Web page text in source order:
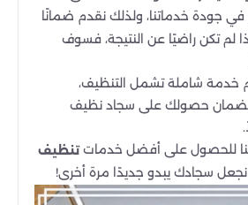
في جودة خدماتنا، ولذلك نقدم ضمانًا
لم تكن راضيًا عن النتيجة، فسوف
خدمة شاملة تشمل التنظيف،
لضمان حصولك على سجاد نظيف
بنا للحصول على أفضل خدماتتنظيف
نجعل سجادك يبدو جديدًا مرة أخرى!